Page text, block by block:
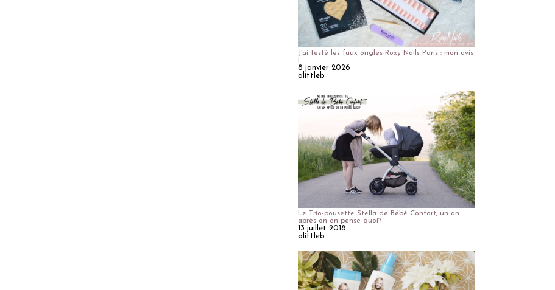
J'ai testé les faux ongles Roxy Nails Paris : mon avis
!
8 janvier 2026
alittleb
Le Trio-pousette Stella de Bébé Confort, un an
après on en pense quoi?
13 juillet 2018
alittleb